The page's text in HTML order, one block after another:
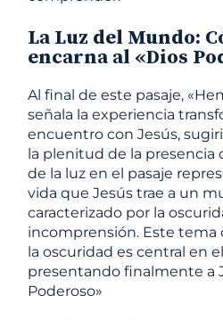
La Luz del Mundo:
encarna al «Dios
Al final de este pasaje,
señala la experiencia
encuentro con Jesús,
la plenitud de la presencia
de la luz en el pasaje
vida que Jesús trae a un
caracterizado por la
incomprensión. Este tema
la oscuridad es central en
presentando finalmente a
Poderoso»